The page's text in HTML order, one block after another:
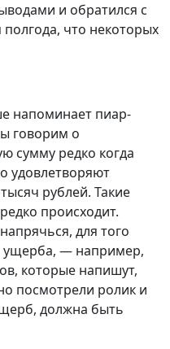
и обратился с
что некоторых
напоминает пиар-
говорим о
сумму редко когда
удовлетворяют
рублей. Такие
происходит.
для того
ущерба, — например,
которые напишут,
посмотрели ролик и
должна быть